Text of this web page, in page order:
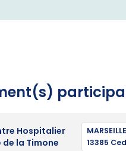
Hospitalier
la Timone
13385